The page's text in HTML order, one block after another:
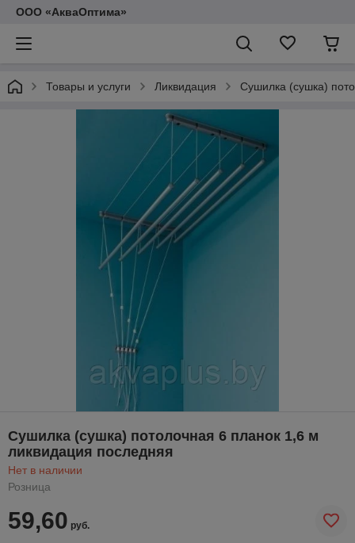
ООО «АкваОптима»
Товары и услуги Ликвидация Сушилка (сушка)
Сушилка (сушка) потолочная 6 планок 1,6 м
ликвидация последняя
Нет в наличии
Розница
59,60 руб.